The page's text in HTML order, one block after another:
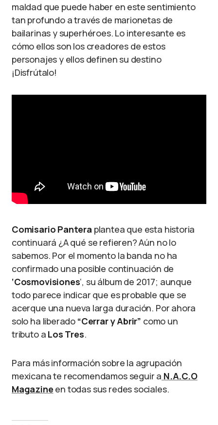
maldad que puede haber en este sentimiento
tan profundo a través de marionetas de
bailarinas y superhéroes. Lo interesante es
cómo ellos son los creadores de estos
personajes y ellos definen su destino
¡Disfrútalo!
Comisario Pantera plantea que esta historia
continuará ¿A qué se refieren? Aún no lo
sabemos. Por el momento la banda no ha
confirmado una posible continuación de
‘Cosmovisiones‘, su álbum de 2017; aunque
todo parece indicar que es probable que se
acerque una nueva larga duración. Por ahora
solo ha liberado “Cerrar y Abrir” como un
tributo a Los Tres.
Para más información sobre la agrupación
mexicana te recomendamos seguir a N.A.C.O
Magazine en todas sus redes sociales.